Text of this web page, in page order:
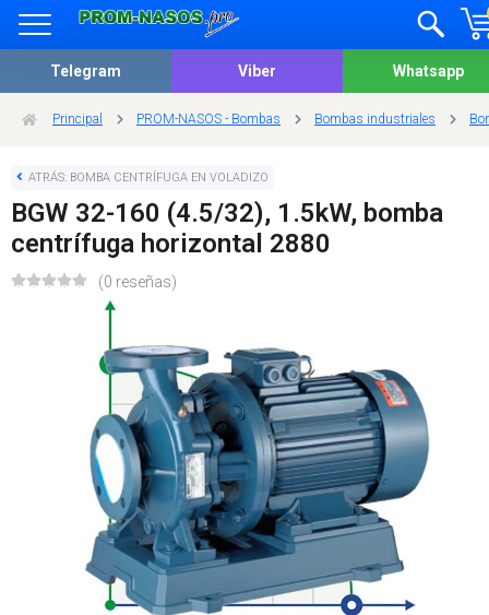
Telegram Viber Whatsapp
Principal PROM-NASOS - Bombas Bombas industriales
ATRÁS: BOMBA CENTRÍFUGA EN VOLADIZO
BGW 32-160 (4.5/32), 1.5kW, bomba
centrífuga horizontal 2880
(0 reseñas)